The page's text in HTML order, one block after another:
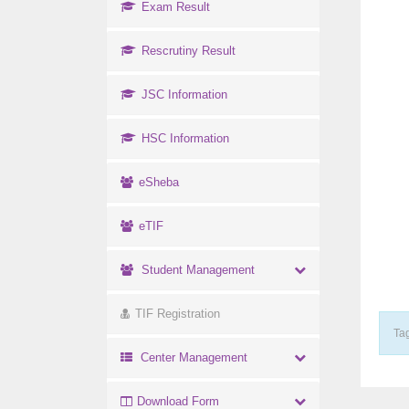
Exam Result
Rescrutiny Result
JSC Information
HSC Information
eSheba
eTIF
Student Management
TIF Registration
Center Management
Download Form